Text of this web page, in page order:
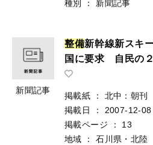
種別
： 新聞記事
新聞記事
整備新幹線新スキ
国に要求 自民の
掲載紙 ：
北中：朝刊
掲載日
：
2007-12-08
掲載ページ
：
13
地域
：
石川県・北陸